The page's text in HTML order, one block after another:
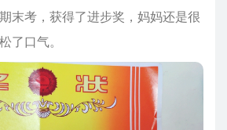
末考，获得了进步奖，妈妈还是很
了口气。